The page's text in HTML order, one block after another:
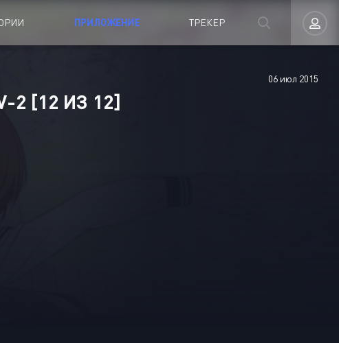
ПРИЛОЖЕНИЕ ТРЕКЕР
Авторизация
06 июл 2015
2 [12 ИЗ 12]